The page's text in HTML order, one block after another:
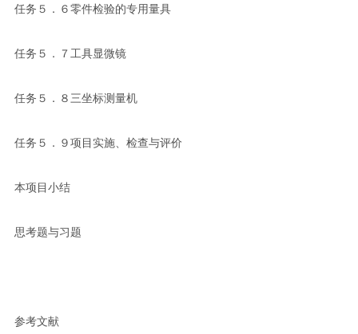
任务５．６零件检验的专用量具
任务５．７工具显微镜
任务５．８三坐标测量机
任务５．９项目实施、检查与评价
本项目小结
思考题与习题
参考文献